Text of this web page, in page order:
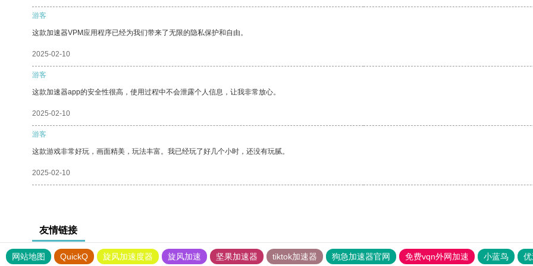
游客
这款加速器VPM应用程序已经为我们带来了无限的隐私保护和自由。
2025-02-10
游客
这款加速器app的安全性很高，使用过程中不会泄露个人信息，让我非常放心。
2025-02-10
游客
这款游戏非常好玩，画面精美，玩法丰富。我已经玩了好几个小时，还没有玩腻。
2025-02-10
友情链接
网站地图 QuickQ 旋风加速度器 旋风加速 坚果加速器 tiktok加速器 狗急加速器官网 免费vqn外网加速 小蓝鸟